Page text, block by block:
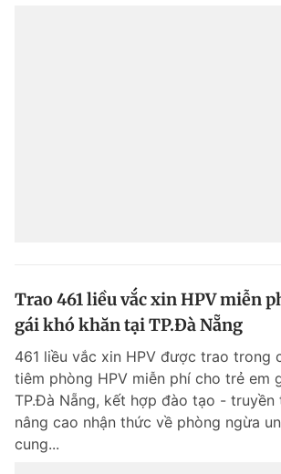
Trao 461 liều vắc xin HPV miễn
gái khó khăn tại TP.Đà Nẵng
461 liều vắc xin HPV được trao trong
tiêm phòng HPV miễn phí cho trẻ em
TP.Đà Nẵng, kết hợp đào tạo - truyền
nâng cao nhận thức về phòng ngừa
cung...